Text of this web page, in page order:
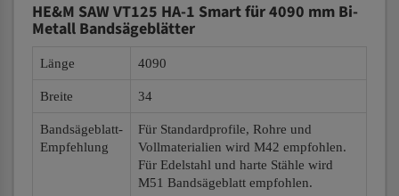
HE&M SAW VT125 HA-1 Smart für 4090 mm Bi-
Metall Bandsägeblätter
Länge 4090
Breite 34
Bandsägeblatt-
Empfehlung
Für Standardprofile, Rohre und
Vollmaterialien wird M42 empfohlen.
Für Edelstahl und harte Stähle wird
M51 Bandsägeblatt empfohlen.